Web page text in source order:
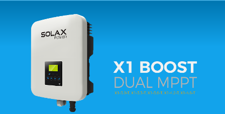
Solax FAQ
Lugar para intercambiar dudas sobre inversores solares Solax y temas relacionados.